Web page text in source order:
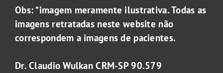
Obs: *imagem meramente ilustrativa. Todas as
imagens retratadas neste website não
correspondem a imagens de pacientes.
Dr. Claudio Wulkan CRM-SP 90.579